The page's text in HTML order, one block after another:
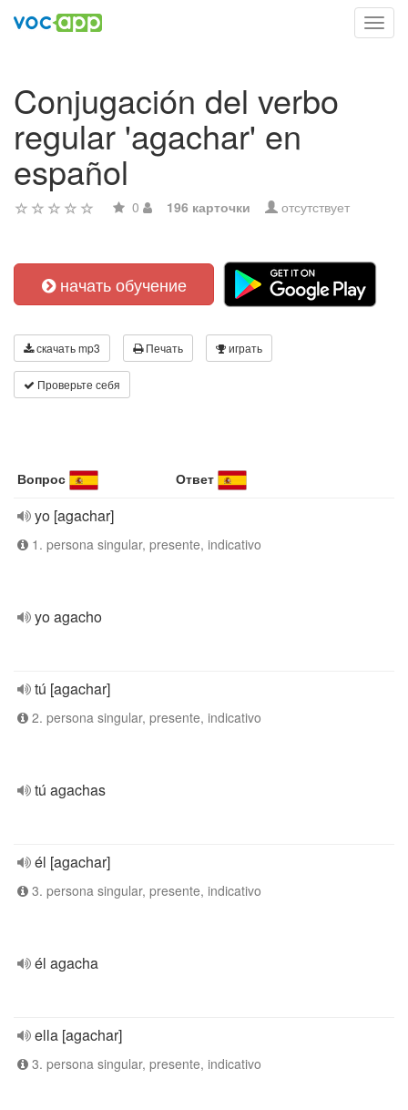
Conjugación del verbo
regular 'agachar' en
español
0 196 карточки отсутствует
начать обучение
скачать mp3 Печать играть
Проверьте себя
Вопрос Ответ
yo [agachar]
1. persona singular, presente, indicativo
yo agacho
tú [agachar]
2. persona singular, presente, indicativo
tú agachas
él [agachar]
3. persona singular, presente, indicativo
él agacha
ella [agachar]
3. persona singular, presente, indicativo